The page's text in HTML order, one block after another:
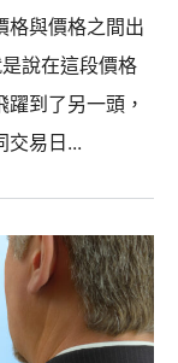
格與價格之間出
說在這段價格
到了另一頭，
交易日...